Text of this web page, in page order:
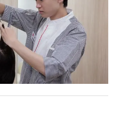
永駅/小井川駅
水戸駅
日立駅 徒歩7分
歩3分
・アシスタントを積極採用中で
らこそ叶えられる「あなたらし